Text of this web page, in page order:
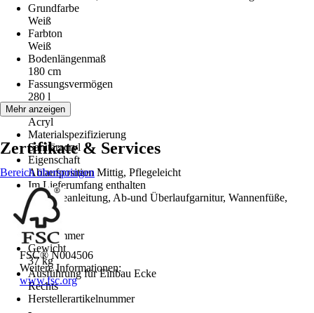
Grundfarbe
Weiß
Farbton
Weiß
Bodenlängenmaß
180 cm
Fassungsvermögen
280 l
Material
Acryl
Materialspezifizierung
Sanitäracryl
Eigenschaft
Ablaufposition Mittig, Pflegeleicht
Im Lieferumfang enthalten
Montageanleitung, Ab-und Überlaufgarnitur, Wannenfüße,
Schürze
Räume
Badezimmer
Gewicht
37 kg
Ausführung für Einbau Ecke
Rechts
Herstellerartikelnummer
Mehr anzeigen
Zertifikate & Services
Bereich überspringen
FSC® N004506
Weitere Informationen:
www.fsc.org